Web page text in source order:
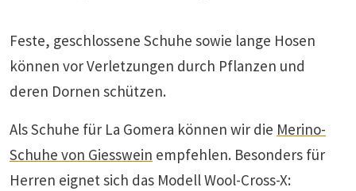
Feste, geschlossene Schuhe sowie lange Hosen
können vor Verletzungen durch Pflanzen und
deren Dornen schützen.
Als Schuhe für La Gomera können wir die Merino-
Schuhe von Giesswein empfehlen. Besonders für
Herren eignet sich das Modell Wool-Cross-X: